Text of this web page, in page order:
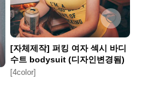
[자체제작] 퍼킹 여자 섹시 바디
수트 bodysuit (디자인변경됨)
[4color]